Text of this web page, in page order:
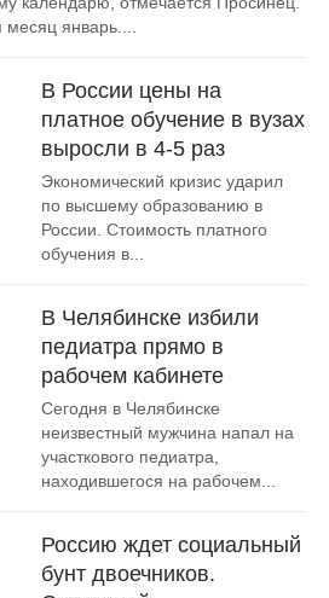
январь....
В России цены на
платное обучение в вузах
выросли в 4-5 раз
Экономический кризис ударил
по высшему образованию в
России. Стоимость платного
обучения в...
В Челябинске избили
педиатра прямо в
рабочем кабинете
Сегодня в Челябинске
неизвестный мужчина напал на
участкового педиатра,
находившегося на рабочем...
Россию ждет социальный
бунт двоечников.